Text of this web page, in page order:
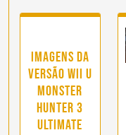
Imagens da
versão Wii U
Monster
Hunter 3
Ultimate